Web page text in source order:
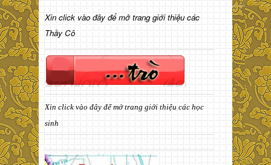
Xin click vào đây để mở trang giới thiệu các
Thầy Cô
Xin click vào đây để mở trang giới thiệu các học
sinh